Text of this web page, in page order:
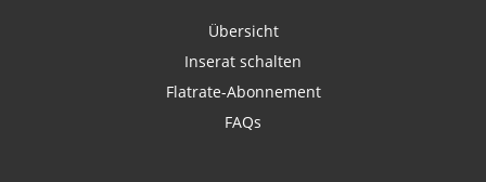
Übersicht
Inserat schalten
Flatrate-Abonnement
FAQs